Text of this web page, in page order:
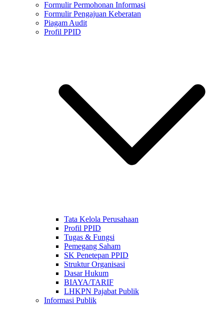
Formulir Permohonan Informasi
Formulir Pengajuan Keberatan
Piagam Audit
Profil PPID
Tata Kelola Perusahaan
Profil PPID
Tugas & Fungsi
Pemegang Saham
SK Penetepan PPID
Struktur Organisasi
Dasar Hukum
BIAYA/TARIF
LHKPN Pajabat Publik
Informasi Publik